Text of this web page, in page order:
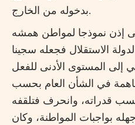
بدخوله من الخارج.
إذن نموذجا لمواطن همشه
الاستقلال فجعله سجينا
إلى المستوى الأدنى للفعل
في الشأن العام بحسب
قدراته، وانحرف فتلقفه
بواجبات المواطنة، وكان